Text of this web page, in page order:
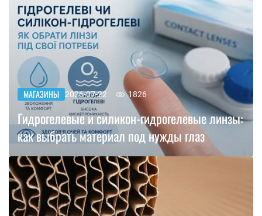
МАГАЗИНЫ 2026-07-22 1826
Гидрогелевые и силикон-гидрогелевые линзы:
как выбрать материал под нужды глаз